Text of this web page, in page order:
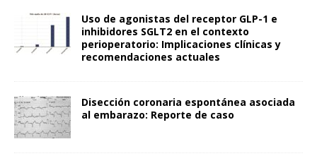
Uso de agonistas del receptor GLP-1 e
inhibidores SGLT2 en el contexto
perioperatorio: Implicaciones clínicas y
recomendaciones actuales
Disección coronaria espontánea asociada
al embarazo: Reporte de caso